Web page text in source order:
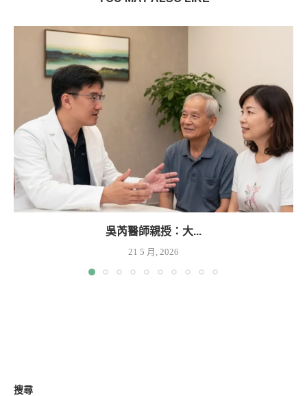
吳芮醫師親授：大...
21 5 月, 2026
搜尋